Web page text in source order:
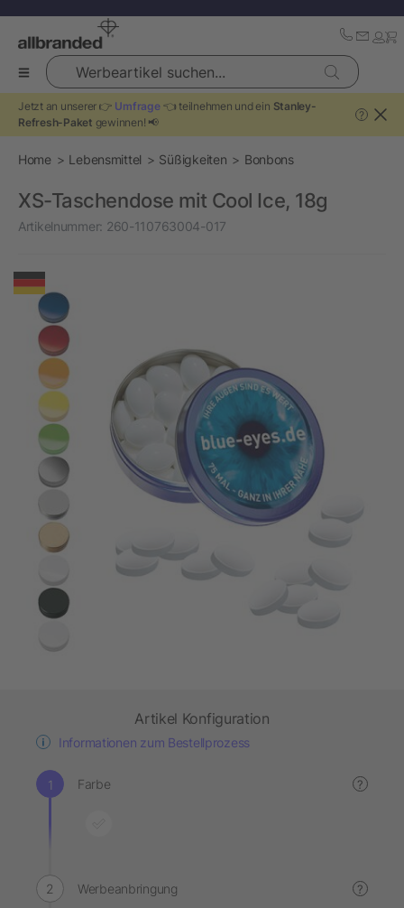
Werbeartikel suchen...
Jetzt an unserer 👉 Umfrage👈 teilnehmen und ein Stanley-
Refresh-Paket gewinnen! 📢
?
Home Lebensmittel Süßigkeiten Bonbons
XS-Taschendose mit Cool Ice, 18g
Artikelnummer: 260-110763004-017
Artikel Konfiguration
Informationen zum Bestellprozess
Farbe ?
Werbeanbringung ?